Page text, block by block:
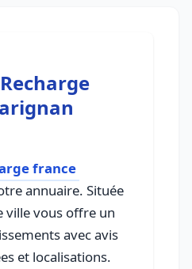
france
annuaire. Située
ville vous offre un
avec avis
et localisations.